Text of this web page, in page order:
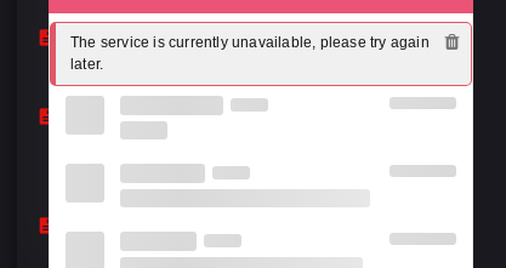
My romance scammer: fără așteptări,
dar cu surprize
Mandee Work: prea buni ca să-i ignori,
prea imperfecți ca să-i lauzi complet
April 19, 2026
April 13, 2026
The service is currently unavailable, please try again
later.